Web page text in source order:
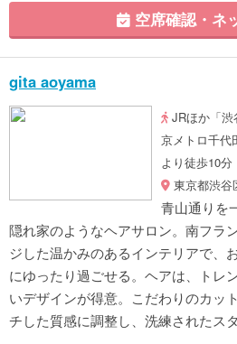
空席確認・ネ
gita aoyama
JRほか「
京メトロ千代
より徒歩10分
東京都渋谷
青山通りを
隠れ家のようなヘアサロン。南フラ
ジした温かみのあるインテリアで、
にゆったり過ごせる。ヘアは、トレ
いデザインが得意。こだわりのカッ
チした質感に調整し、洗練されたス